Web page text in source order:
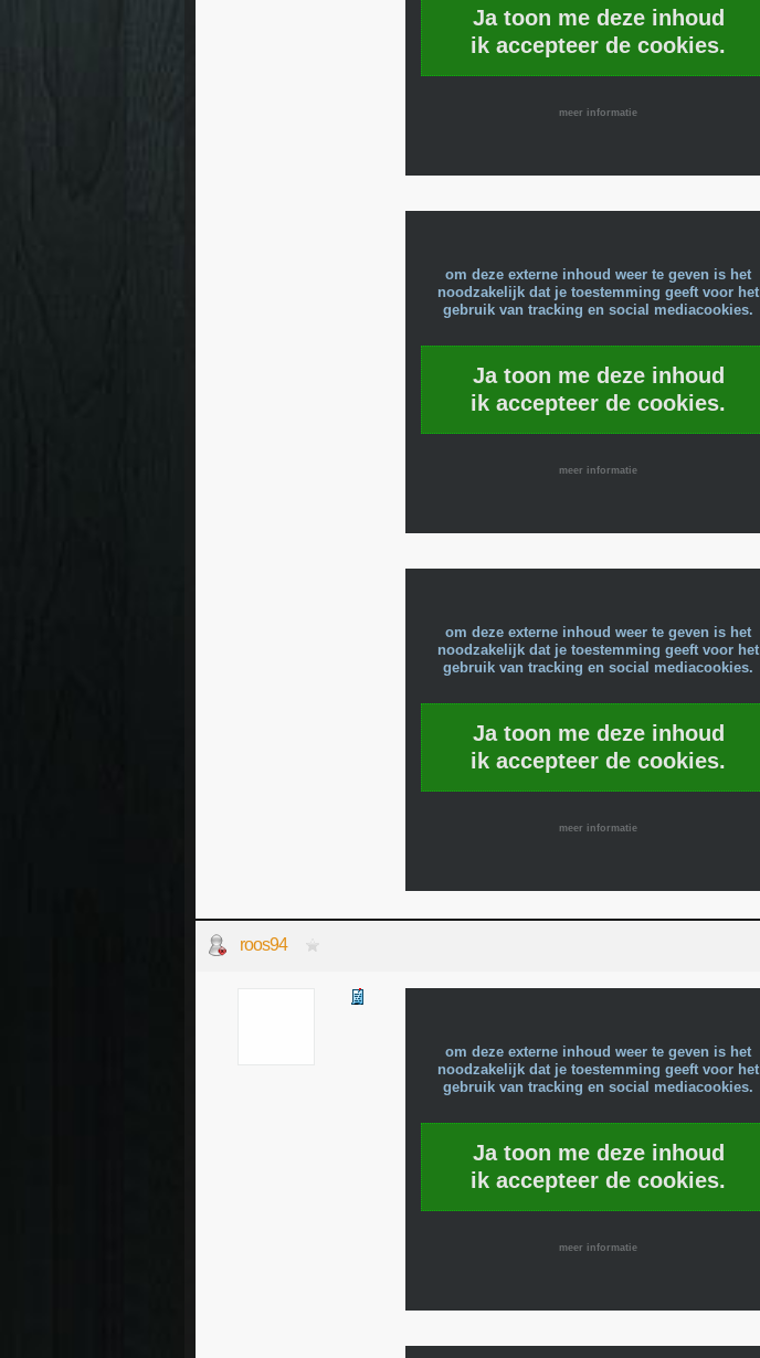
Ja toon me deze inhoud
ik accepteer de cookies.
meer informatie
om deze externe inhoud weer te geven is het
noodzakelijk dat je toestemming geeft voor het
gebruik van tracking en social mediacookies.
Ja toon me deze inhoud
ik accepteer de cookies.
meer informatie
om deze externe inhoud weer te geven is het
noodzakelijk dat je toestemming geeft voor het
gebruik van tracking en social mediacookies.
Ja toon me deze inhoud
ik accepteer de cookies.
meer informatie
roos94
om deze externe inhoud weer te geven is het
noodzakelijk dat je toestemming geeft voor het
gebruik van tracking en social mediacookies.
Ja toon me deze inhoud
ik accepteer de cookies.
meer informatie